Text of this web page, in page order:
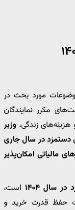
از موضوعات مورد بحث در
مکرر نمایندگان
زندگی، وزیر
دستمزد در سال جاری
مالیاتی امکان‌پذیر
سال ۱۴۰۴
است،
حفظ قدرت خرید و